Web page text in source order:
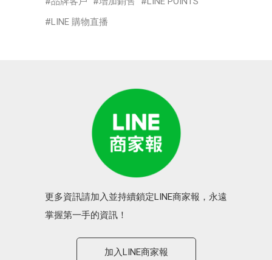
LINE 購物直播
更多資訊請加入並持續鎖定LINE商家報，永遠
掌握第一手的資訊！
加入LINE商家報